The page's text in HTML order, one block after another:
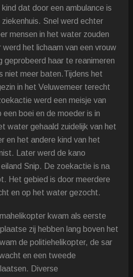
dat door een ambulance is
Snel werd echter
mensen in het water zouden
werd het lichaam van een vrouw
geprobeerd haar te reanimeren
niet meer baten.Tijdens het
in het Veluwemeer terecht
werd een meisje van
een boei en de moeder is in
water gehaald zuidelijk van het
en het andere kind van het
Later werd de kano
Snip. De zoekactie is na
Het gebied is door meerdere
en op het water gezocht.
kwam als eerste
zij hebben lang boven het
de politiehelikopter, de sar
en een tweede
Diverse